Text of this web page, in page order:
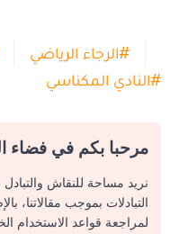
#الرجاء الرياضي
#النادي المكناسي
مرحبا بكم في فضاء
نريد مساحة للنقاش
التبادلات بموجب مقالاتنا،
لمراجعة قواعد الاستخدام